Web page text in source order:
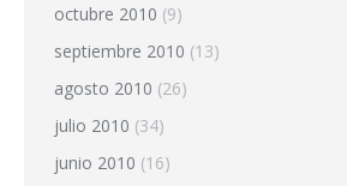
octubre 2010 (9)
septiembre 2010 (13)
agosto 2010 (26)
julio 2010 (34)
junio 2010 (16)